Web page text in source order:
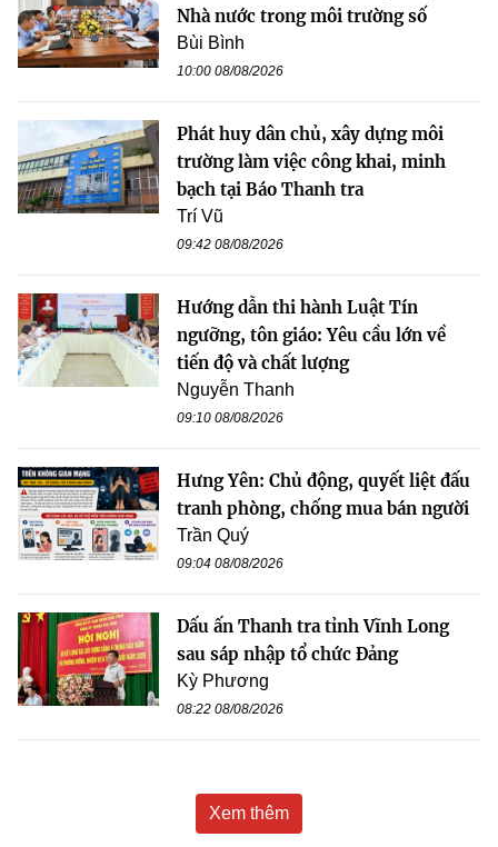
Nhà nước trong môi trường số
Bùi Bình
10:00 08/08/2026
Phát huy dân chủ, xây dựng môi
trường làm việc công khai, minh
bạch tại Báo Thanh tra
Trí Vũ
09:42 08/08/2026
Hướng dẫn thi hành Luật Tín
ngưỡng, tôn giáo: Yêu cầu lớn về
tiến độ và chất lượng
Nguyễn Thanh
09:10 08/08/2026
Hưng Yên: Chủ động, quyết liệt đấu
tranh phòng, chống mua bán người
Trần Quý
09:04 08/08/2026
Dấu ấn Thanh tra tỉnh Vĩnh Long
sau sáp nhập tổ chức Đảng
Kỳ Phương
08:22 08/08/2026
Xem thêm